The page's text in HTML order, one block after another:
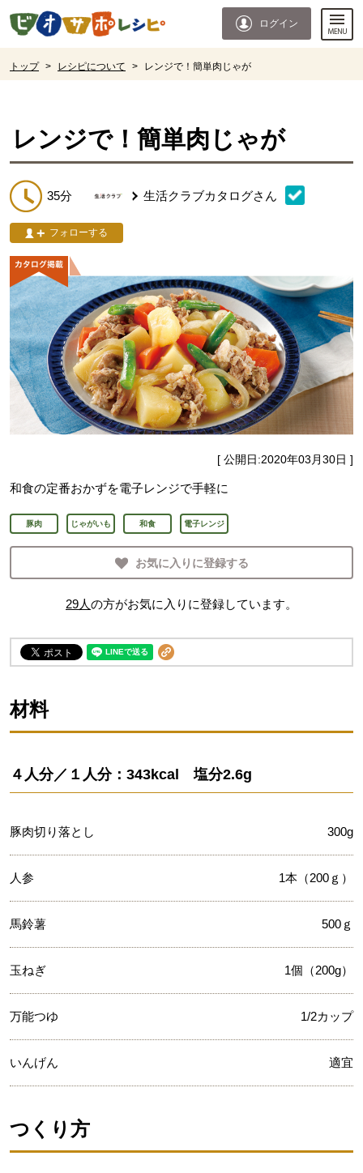
ページの先頭です。
ログイン
トップ > レシピについて > レンジで！簡単肉じゃが
レンジで！簡単肉じゃが
35分 生活クラブカタログさん
フォローする
[ 公開日:2020年03月30日 ]
和食の定番おかずを電子レンジで手軽に
豚肉 じゃがいも 和食 電子レンジ
お気に入りに登録する
29人の方がお気に入りに登録しています。
材料
４人分／１人分：343kcal 塩分2.6g
豚肉切り落とし 300g
人参 1本（200ｇ）
馬鈴薯 500ｇ
玉ねぎ 1個（200g）
万能つゆ 1/2カップ
いんげん 適宜
つくり方